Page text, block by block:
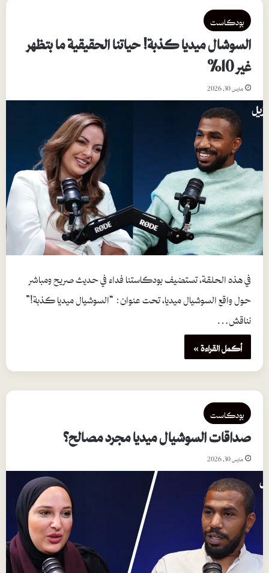
بودكاست
السوشال ميديا كذبة! حياتنا الحقيقية ما بتظهر
غير 10%
مارس 30, 2026
في هذه الحلقة، تستضيف بودكاستنا فداء في حديث صريح ومباشر
حول واقع السوشيال ميديا، تحت عنوان: “السوشيال ميديا كذبة!”
نناقش…
أكمل القراءة »
بودكاست
صداقات السوشيال ميديا مجرد مصالح؟
مارس 30, 2026